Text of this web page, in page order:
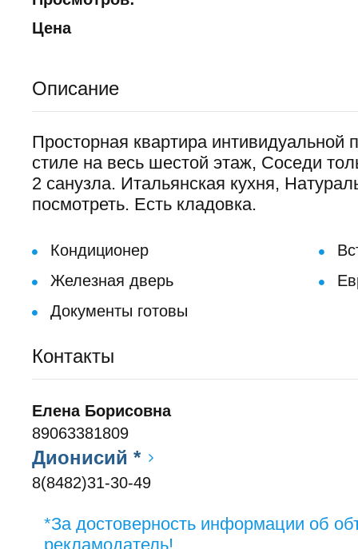
Цена
Описание
Просторная квартира интивидуальной
стиле на весь шестой этаж, Соседи
2 санузла. Итальянская кухня,
посмотреть. Есть кладовка.
Кондиционер
Железная дверь
Документы готовы
Контакты
Елена Борисовна
89063381809
Дионисий *
8(8482)31-30-49
*За достоверность информации об
рекламодатель!